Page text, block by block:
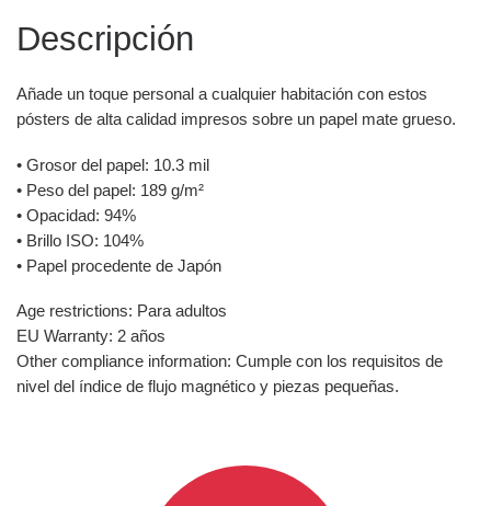
Descripción
Añade un toque personal a cualquier habitación con estos
pósters de alta calidad impresos sobre un papel mate grueso.
• Grosor del papel: 10.3 mil
• Peso del papel: 189 g/m²
• Opacidad: 94%
• Brillo ISO: 104%
• Papel procedente de Japón
Age restrictions: Para adultos
EU Warranty: 2 años
Other compliance information: Cumple con los requisitos de
nivel del índice de flujo magnético y piezas pequeñas.